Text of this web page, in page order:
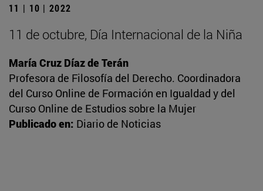
11 | 10 | 2022
11 de octubre, Día Internacional de la Niña
María Cruz Díaz de Terán
Profesora de Filosofía del Derecho. Coordinadora
del Curso Online de Formación en Igualdad y del
Curso Online de Estudios sobre la Mujer
Publicado en: Diario de Noticias